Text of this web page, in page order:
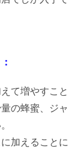
て増やすこと
の蜂蜜、ジャ
加えることに